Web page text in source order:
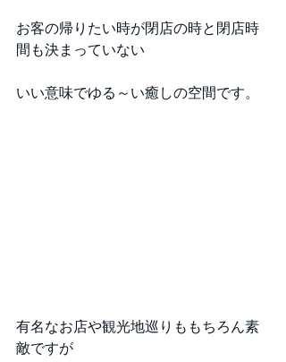
お客の帰りたい時が閉店の時と閉店時
間も決まっていない
いい意味でゆる～い癒しの空間です。
有名なお店や観光地巡りももちろん素
敵ですが